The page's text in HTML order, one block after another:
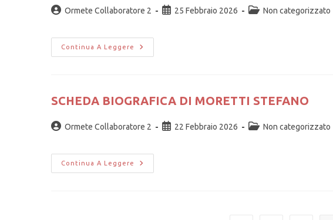
Ormete Collaboratore 2 25 Febbraio 2026 Non categorizzato
Continua A Leggere
SCHEDA BIOGRAFICA DI MORETTI STEFANO
Ormete Collaboratore 2 22 Febbraio 2026 Non categorizzato
Continua A Leggere